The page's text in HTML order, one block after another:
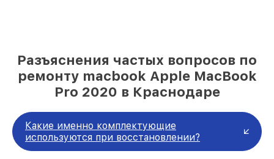
Разъяснения частых вопросов по
ремонту macbook Apple MacBook
Pro 2020 в Краснодаре
Какие именно комплектующие
используются при восстановлении?